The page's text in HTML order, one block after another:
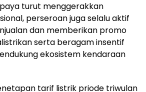
turut menggerakkan
perseroan juga selalu aktif
dan memberikan promo
serta beragam insentif
ekosistem kendaraan
tarif listrik priode triwulan